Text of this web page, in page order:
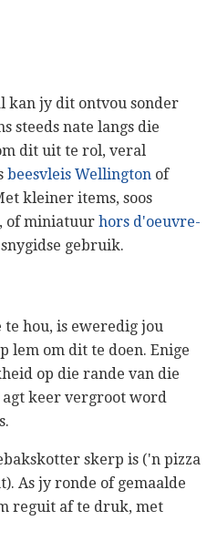
kan jy dit ontvou sonder
steeds nate langs die
dit uit te rol, veral
beesvleis Wellington of
kleiner items, soos
, of miniatuur hors d'oeuvre-
gebruik.
te hou, is eweredig jou
lem om dit te doen. Enige
op die rande van die
agt keer vergroot word
skerp is ('n pizza
As jy ronde of gemaalde
reguit af te druk, met